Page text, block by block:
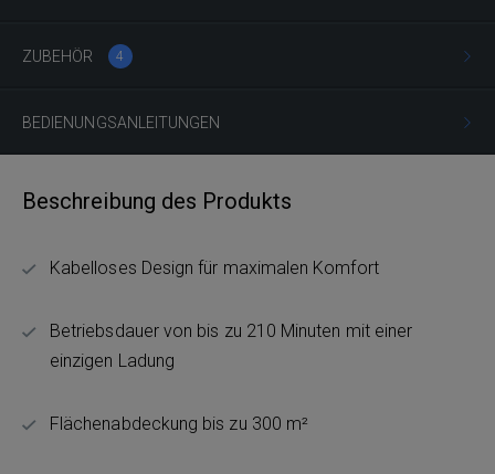
ZUBEHÖR 4
BEDIENUNGSANLEITUNGEN
Beschreibung des Produkts
Kabelloses Design für maximalen Komfort
Betriebsdauer von bis zu 210 Minuten mit einer
einzigen Ladung
Flächenabdeckung bis zu 300 m²